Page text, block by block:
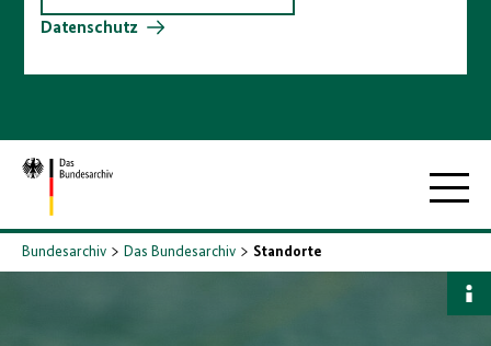
Datenschutz
Zur
Startseite
Bundesarchiv Das Bundesarchiv Standorte